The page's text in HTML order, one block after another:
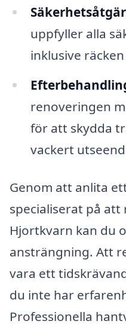
uppfyller alla
inklusive
renoveringen
för att skydda
vackert
Genom att anlita
specialiserat på
Hjortkvarn kan du
ansträngning. Att
vara ett
du inte har
Professionella